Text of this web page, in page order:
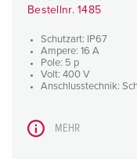
Bestellnr. 1485
Schutzart: IP67
Ampere: 16 A
Pole: 5 p
Volt: 400 V
Anschlusstechnik:
MEHR